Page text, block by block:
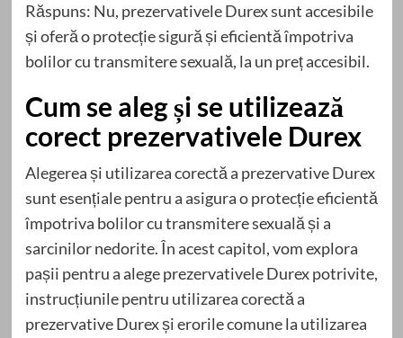
Răspuns: Nu, prezervativele Durex sunt accesibile
și oferă o protecție sigură și eficientă împotriva
bolilor cu transmitere sexuală, la un preț accesibil.
Cum se aleg și se utilizează
corect prezervativele Durex
Alegerea și utilizarea corectă a prezervative Durex
sunt esențiale pentru a asigura o protecție eficientă
împotriva bolilor cu transmitere sexuală și a
sarcinilor nedorite. În acest capitol, vom explora
pașii pentru a alege prezervativele Durex potrivite,
instrucțiunile pentru utilizarea corectă a
prezervative Durex și erorile comune la utilizarea